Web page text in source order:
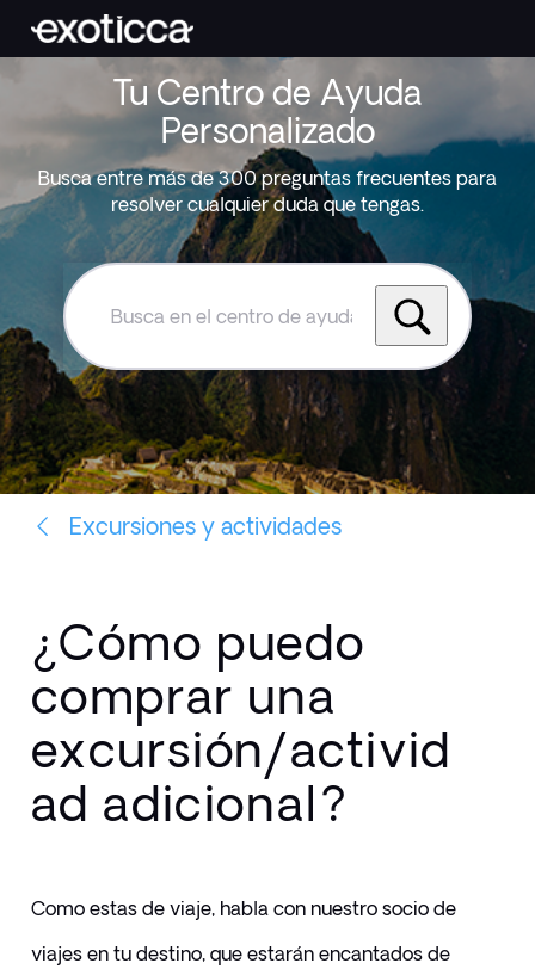
Tu Centro de Ayuda
Personalizado
Busca entre más de 300 preguntas frecuentes para
resolver cualquier duda que tengas.
Busca
el
centro
de
ayuda
de
Exoticca
Excursiones y actividades
¿Cómo puedo
comprar una
excursión/activid
ad adicional?
Como estas de viaje, habla con nuestro socio de
viajes en tu destino, que estarán encantados de